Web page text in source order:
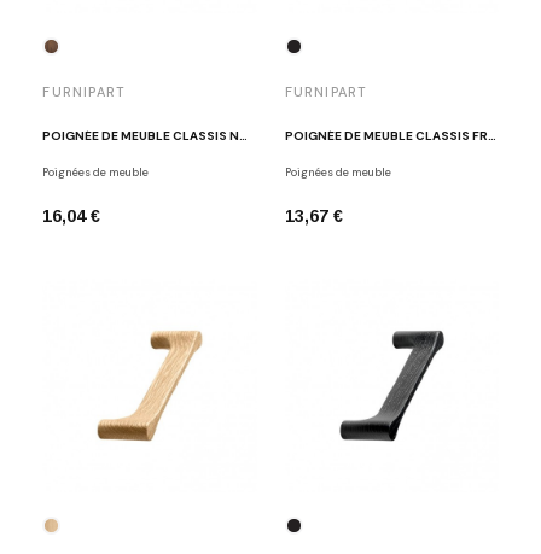
FURNIPART
POIGNÉE DE MEUBLE CLASSIS NOYER LAQUÉ
Poignées de meuble
16,04 €
FURNIPART
POIGNÉE DE MEUBLE CLASSIS FRÊNE TEINTÉ NOIR
Poignées de meuble
13,67 €